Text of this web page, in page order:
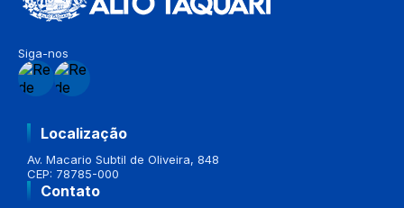
Siga-nos
Localização
Av. Macario Subtil de Oliveira, 848
CEP: 78785-000
Contato